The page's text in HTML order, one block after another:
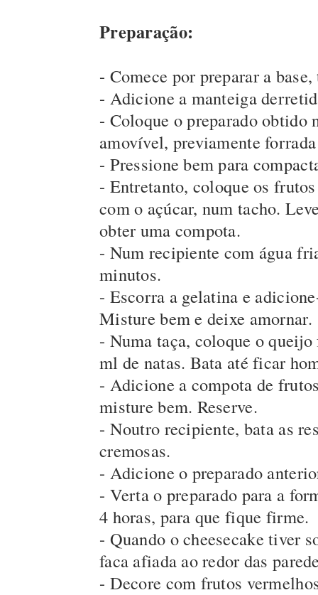
Preparação:
- Comece por preparar a
- Adicione a manteiga
- Coloque o preparado obtido
amovível, previamente
- Pressione bem para
- Entretanto, coloque os
com o açúcar, num tacho.
obter uma compota.
- Num recipiente com água
minutos.
- Escorra a gelatina e
Misture bem e deixe amornar.
- Numa taça, coloque o
ml de natas. Bata até ficar
- Adicione a compota de
misture bem. Reserve.
- Noutro recipiente, bata as
cremosas.
- Adicione o preparado
- Verta o preparado para a
4 horas, para que fique firme.
- Quando o cheesecake tiver
faca afiada ao redor das
- Decore com frutos